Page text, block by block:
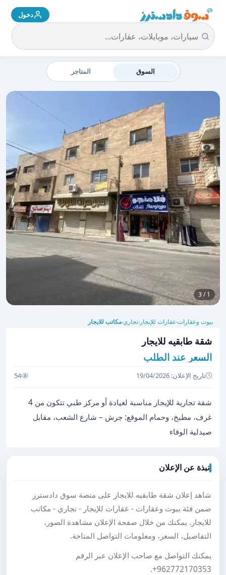
سوق دادسترز الرئيسية دخول
السوق المتاجر
1 / 3
بيوت وعقارات›عقارات للإيجار ›تجاري›مكاتب للايجار
شقة طابقيه للايجار
السعر عند الطلب
تاريخ الإعلان: 19/04/2026 54
شقة تجارية للإيجار مناسبة لعيادة أو مركز طبي تتكون من 4
غرف، مطبخ، وحمام الموقع: جرش – شارع الشعب، مقابل
صيدلية الوفاء
نبذة عن الإعلان
شاهد إعلان شقة طابقيه للايجار على منصة سوق دادسترز
ضمن فئة بيوت وعقارات - عقارات للإيجار - تجاري - مكاتب
للايجار. يمكنك من خلال صفحة الإعلان مشاهدة الصور،
التفاصيل، السعر، ومعلومات التواصل المتاحة.
يمكنك التواصل مع صاحب الإعلان عبر الرقم
+962772170353
.